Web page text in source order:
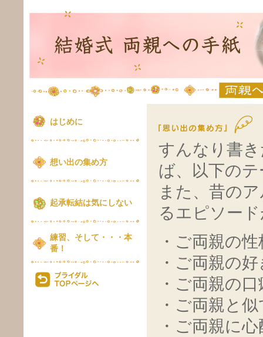
はじめに
想い出の集め方
起承転結は気にしない
練習、そして・・・本
番！
すんなり書
ば、以下の
また、昔の
るエピソー
・ご両親の
・ご両親の
・ご両親の
・ご両親と
・ご両親に